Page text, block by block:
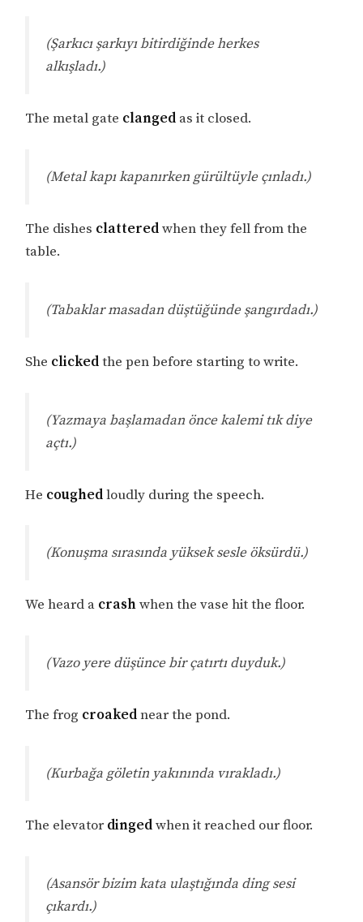
(Şarkıcı şarkıyı bitirdiğinde herkes
alkışladı.)
The metal gate clanged as it closed.
(Metal kapı kapanırken gürültüyle çınladı.)
The dishes clatteredwhen they fell from the
table.
(Tabaklar masadan düştüğünde şangırdadı.)
She clickedthe pen before starting to write.
(Yazmaya başlamadan önce kalemi tık diye
açtı.)
He coughedloudly during the speech.
(Konuşma sırasında yüksek sesle öksürdü.)
We heard a crashwhen the vase hit the floor.
(Vazo yere düşünce bir çatırtı duyduk.)
The frog croakednear the pond.
(Kurbağa göletin yakınında vırakladı.)
The elevator dingedwhen it reached our floor.
(Asansör bizim kata ulaştığında ding sesi
çıkardı.)